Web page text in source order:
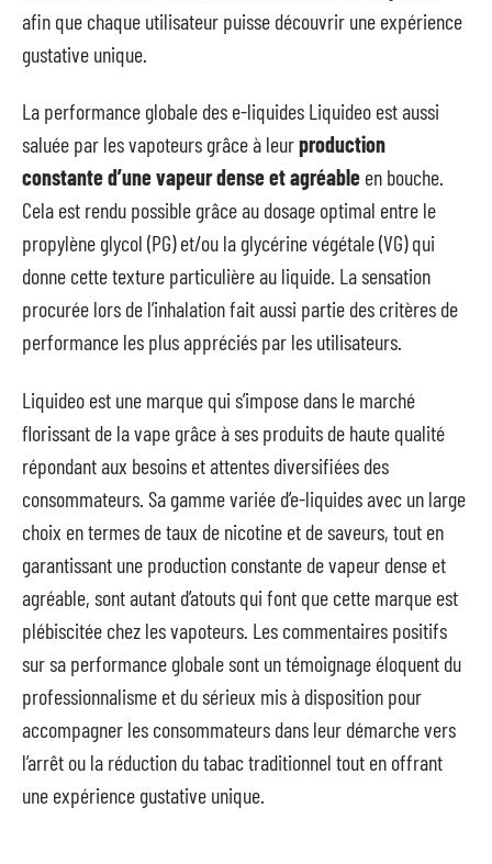
afin que chaque utilisateur puisse découvrir une expérience
gustative unique.
La performance globale des e-liquides Liquideo est aussi
saluée par les vapoteurs grâce à leurproduction
constante d’une vapeur dense et agréable en bouche.
Cela est rendu possible grâce au dosage optimal entre le
propylène glycol (PG) et/ou la glycérine végétale (VG) qui
donne cette texture particulière au liquide. La sensation
procurée lors de l’inhalation fait aussi partie des critères de
performance les plus appréciés par les utilisateurs.
Liquideo est une marque qui s’impose dans le marché
florissant de la vape grâce à ses produits de haute qualité
répondant aux besoins et attentes diversifiées des
consommateurs. Sa gamme variée d’e-liquides avec un large
choix en termes de taux de nicotine et de saveurs, tout en
garantissant une production constante de vapeur dense et
agréable, sont autant d’atouts qui font que cette marque est
plébiscitée chez les vapoteurs. Les commentaires positifs
sur sa performance globale sont un témoignage éloquent du
professionnalisme et du sérieux mis à disposition pour
accompagner les consommateurs dans leur démarche vers
l’arrêt ou la réduction du tabac traditionnel tout en offrant
une expérience gustative unique.